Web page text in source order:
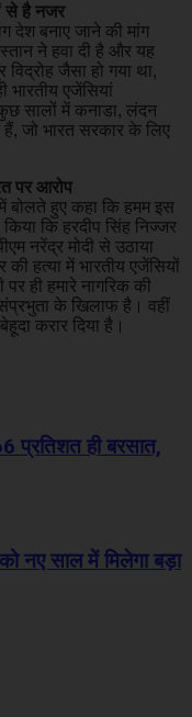
से है नजर
देश बनाए जाने की मांग
ने हवा दी है और यह
जैसा हो गया था,
भारतीय एजेंसियां
कुछ सालों में कनाडा, लंदन
हैं, जो भारत सरकार के लिए
पर आरोप
बोलते हुए कहा कि हमम इस
कि हरदीप सिंह निज्जर
नरेंद्र मोदी से उठाया
हत्या में भारतीय एजेंसियों
ही हमारे नागरिक की
संप्रभुता के खिलाफ है। वहीं
करार दिया है।
प्रतिशत ही बरसात,
नए साल में मिलेगा बड़ा